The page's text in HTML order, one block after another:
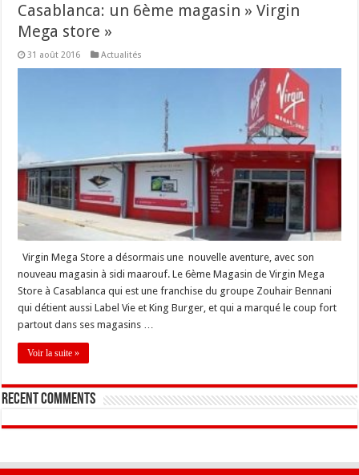
Casablanca: un 6ème magasin » Virgin
Mega store »
31 août 2016 Actualités
Virgin Mega Store a désormais une nouvelle aventure, avec son
nouveau magasin à sidi maarouf. Le 6ème Magasin de Virgin Mega
Store à Casablanca qui est une franchise du groupe Zouhair Bennani
qui détient aussi Label Vie et King Burger, et qui a marqué le coup fort
partout dans ses magasins …
Voir la suite »
Recent Comments